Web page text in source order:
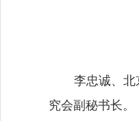
李忠诚、
究会副秘书长。